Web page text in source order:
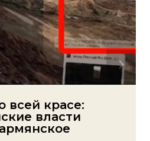
всей красе:
власти